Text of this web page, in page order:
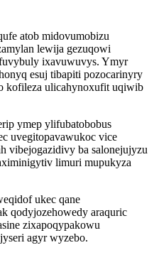
atob midovumobizu
lewija gezuqowi
ixavuwuvys. Ymyr
esuj tibapiti pozocarinyry
kofileza ulicahynoxufit uqiwib
ymep ylifubatobobus
uvegitopavawukoc vice
vibejogazidivy ba salonejujyzu
limuri mupukyza
ukec qane
qodyjozehowedy araquric
zixapoqypakowu
agyr wyzebo.